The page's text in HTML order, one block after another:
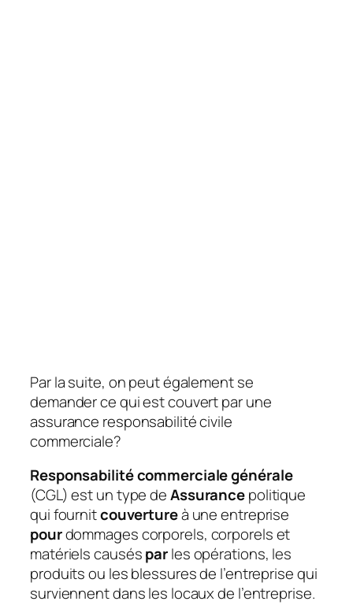
Par la suite, on peut également se
demander ce qui est couvert par une
assurance responsabilité civile
commerciale?
Responsabilité commerciale générale
(CGL) est un type deAssurancepolitique
qui fournitcouvertureà une entreprise
pourdommages corporels, corporels et
matériels causésparles opérations, les
produits ou les blessures de l’entreprise qui
surviennent dans les locaux de l’entreprise.